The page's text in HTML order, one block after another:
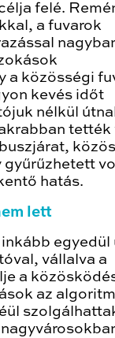
felé.
a fuvarok
a közösségi
kevés időt
nélkül
tették
gyűrűzhetett
hatás.
lett
egyedül
vállalva a
a
az